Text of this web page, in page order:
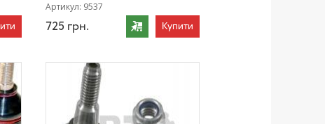
Артикул: 9537
725 грн. Купити